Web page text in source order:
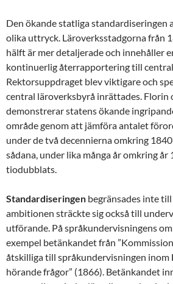
Den ökande statliga standardiseringen
olika uttryck. Läroverksstadgorna från
hälft är mer detaljerade och innehåller
kontinuerlig återrapportering till
Rektorsuppdraget blev viktigare och
central läroverksbyrå inrättades. Florin
demonstrerar statens ökande
område genom att jämföra antalet
under de två decennierna omkring
sådana, under lika många år omkring
tiodubblats.
Standardiseringen begränsades inte
ambitionen sträckte sig också till
utförande. På språkundervisningens
exempel betänkandet från
åtskilliga till språkundervisningen inom
hörande frågor” (1866). Betänkandet